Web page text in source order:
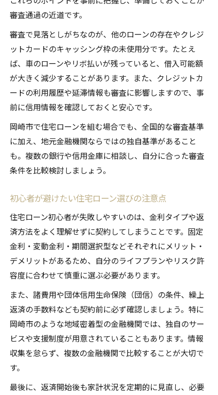
審査通過の近道です。
審査で見落としがちなのが、他のローンの存在やクレジ
ットカードのキャッシング枠の未使用分です。たとえ
ば、車のローンやリボ払いが残っていると、借入可能額
が大きく減少することがあります。また、クレジットカ
ードの利用履歴や延滞情報も審査に影響しますので、事
前に信用情報を確認しておくと安心です。
岡崎市で住宅ローンを組む場合でも、全国的な審査基準
に加え、地元金融機関ならではの独自基準があること
も。複数の銀行や信用金庫に相談し、自分に合った審査
条件を比較検討しましょう。
初心者が避けたい住宅ローン選びの注意点
住宅ローン初心者が失敗しやすいのは、金利タイプや返
済方法をよく理解せずに契約してしまうことです。固定
金利・変動金利・期間選択型などそれぞれにメリット・
デメリットがあるため、自分のライフプランやリスク許
容度に合わせて慎重に選ぶ必要があります。
また、諸費用や団体信用生命保険（団信）の条件、繰上
返済の手数料なども契約前に必ず確認しましょう。特に
岡崎市のような地域密着型の金融機関では、独自のサー
ビスや支援制度が用意されていることもあります。情報
収集を怠らず、複数の金融機関で比較することが大切で
す。
最後に、返済開始後も家計状況を定期的に見直し、必要